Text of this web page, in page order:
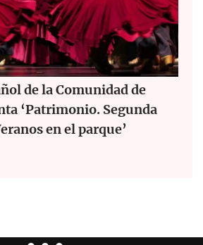
de la Comunidad de
‘Patrimonio. Segunda
en el parque’